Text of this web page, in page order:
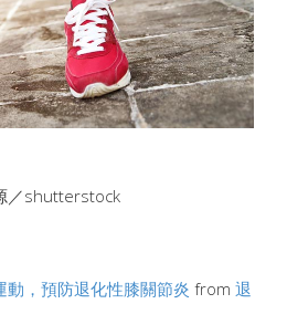
／shutterstock
動，預防退化性膝關節炎 from 退